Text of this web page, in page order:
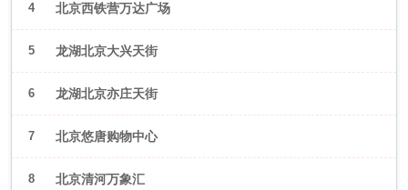
4 北京西铁营万达广场
5 龙湖北京大兴天街
6 龙湖北京亦庄天街
7 北京悠唐购物中心
8 北京清河万象汇